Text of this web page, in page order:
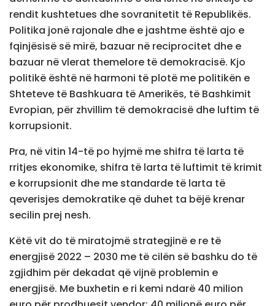
rendit kushtetues dhe sovranitetit të Republikës.
Politika jonë rajonale dhe e jashtme është ajo e
fqinjësisë së mirë, bazuar në reciprocitet dhe e
bazuar në vlerat themelore të demokracisë. Kjo
politikë është në harmoni të plotë me politikën e
Shteteve të Bashkuara të Amerikës, të Bashkimit
Evropian, për zhvillim të demokracisë dhe luftim të
korrupsionit.
Pra, në vitin 14-të po hyjmë me shifra të larta të
rritjes ekonomike, shifra të larta të luftimit të krimit
e korrupsionit dhe me standarde të larta të
qeverisjes demokratike që duhet ta bëjë krenar
secilin prej nesh.
Këtë vit do të miratojmë strategjinë e re të
energjisë 2022 – 2030 me të cilën së bashku do të
zgjidhim për dekadat që vijnë problemin e
energjisë. Me buxhetin e ri kemi ndarë 40 milion